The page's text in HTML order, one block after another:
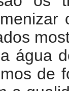
água
de